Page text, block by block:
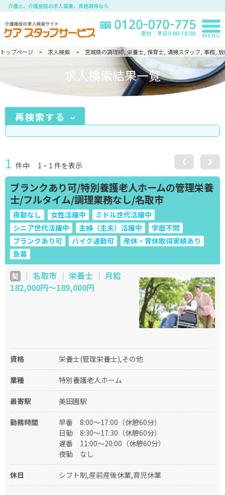
介護士、介護施設の求人募集、資格取得なら
トップページ 求人検索 宮城県の調理師, 栄養士, 保育士, 清掃スタッフ, 事務,
求人検索結果一覧
再検索する
1 件中 1 ~ 1 件を表示
ブランクあり可/特別養護老人ホームの管理栄養
士/フルタイム/調理業務なし/名取市
夜勤なし 女性活躍中
ミドル世代活躍中
シニア世代活躍中
主婦（主夫）活躍中
学歴不問
ブランクあり可
バイク通勤可
産休・育休取得実績あり
急募
契｜ 名取市 ｜ 栄養士 ｜ 月給
182,000円〜189,000円
資格 栄養士(管理栄養士),その他
業種 特別養護老人ホーム
最寄駅 美田園駅
勤務時間 早番
8:00〜17:00（休憩60分）
日勤
8:30〜17:30（休憩60分）
遅番
11:00〜20:00（休憩60分）
夜勤
なし
休日 シフト制,産前産後休業,育児休業